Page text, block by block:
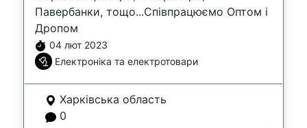
Павербанки, тощо...Співпрацюємо Оптом і
Дропом
04 лют 2023
Електроніка та електротовари
Харківська область
0